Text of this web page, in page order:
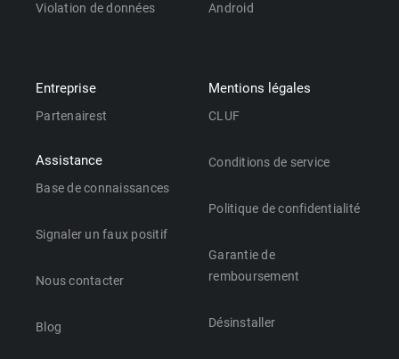
Violation de données Android
Entreprise
Partenairest
Assistance
Base de connaissances
Signaler un faux positif
Nous contacter
Blog
Mentions légales
CLUF
Conditions de service
Politique de confidentialité
Garantie de
remboursement
Désinstaller